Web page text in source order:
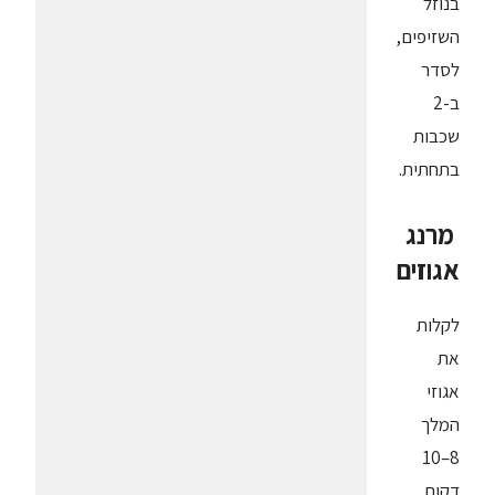
השזיפים,
לסדר
ב-2
שכבות
בתחתית.
מרנג
אגוזים
לקלות
את
אגוזי
המלך
8–10